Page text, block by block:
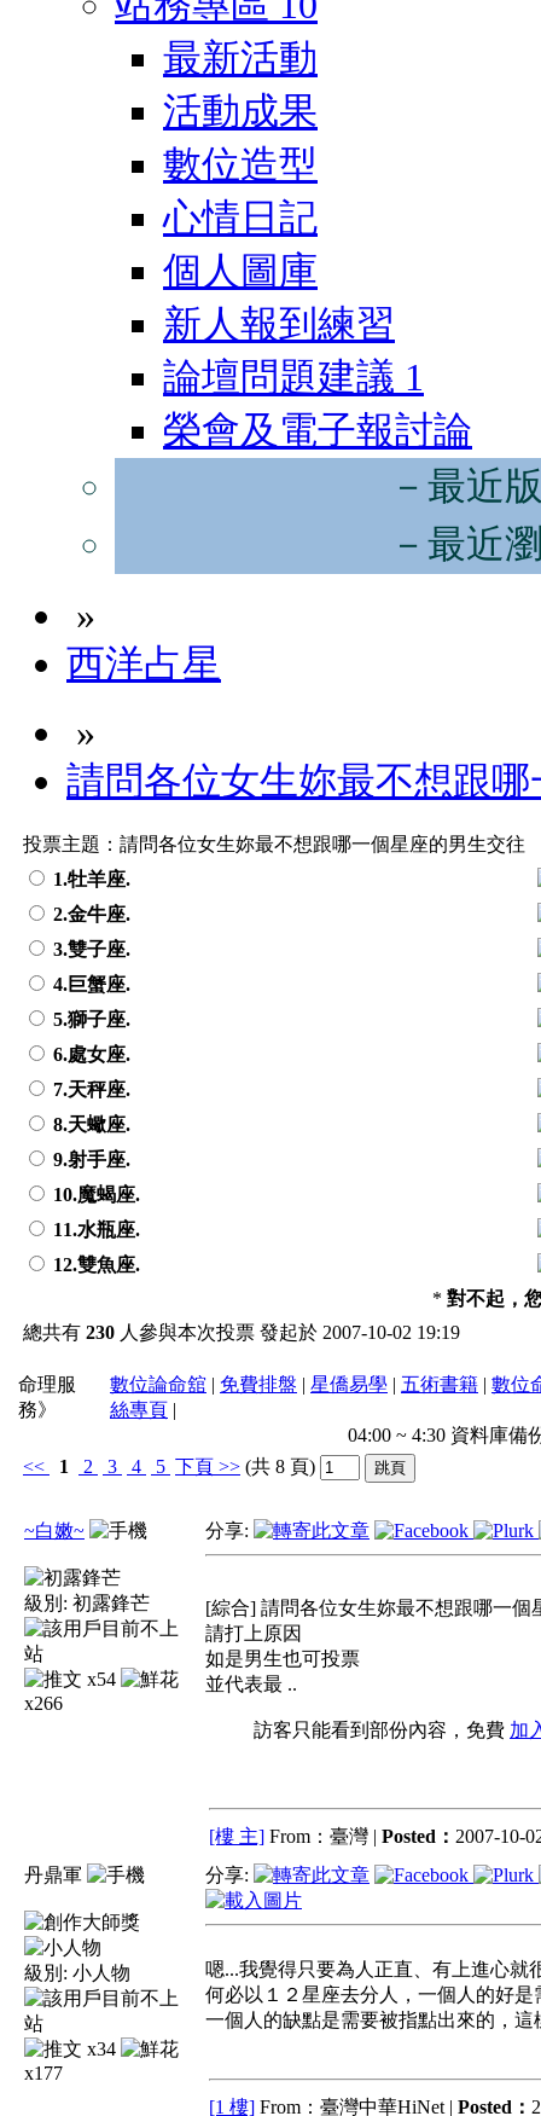
最新活動
活動成果
數位造型
心情日記
個人圖庫
新人報到練習
論壇問題建議 1
榮會及電子報討論
－最近
－最近
»
西洋占星
»
請問各位女生妳最不想跟
投票主題：請問各位女生妳最不想跟哪一個星座的男生交往
1.牡羊座.
2.金牛座.
3.雙子座.
4.巨蟹座.
5.獅子座.
6.處女座.
7.天秤座.
8.天蠍座.
9.射手座.
10.魔蝎座.
11.水瓶座.
12.雙魚座.
* 對不起，
總共有 230 人參與本次投票 發起於 2007-10-02 19:19
命理服
務》
數位論命舘 | 免費排盤 | 星僑易學 | 五術書籍 | 數位
絲專頁 |
04:00 ~ 4:30 資料庫
<<
1 2 3 4 5 下頁 >> (共 8 頁)
~白嫩~
級別: 初露鋒芒
x54
x266
分享:
[綜合] 請問各位女生妳最不想跟哪一個
請打上原因
如是男生也可投票
並代表最 ..
訪客只能看到部份內容，免費 加
[樓 主] From：臺灣 | Posted： 2007-10-
丹鼎軍
級別: 小人物
x34
x177
分享:
嗯...我覺得只要為人正直、有上進心就
何必以１２星座去分人，一個人的好
一個人的缺點是需要被指點出來的，這
[1 樓] From：臺灣中華HiNet | Posted：